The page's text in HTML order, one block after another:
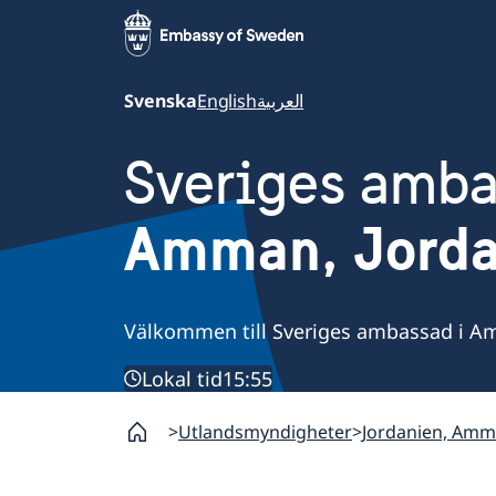
SvenskaEnglishالعربية
Sveriges
Amman,
Välkommen till Sveriges ambassad i
Lokal tid15:55
Utlandsmyndigheter Jordanien,